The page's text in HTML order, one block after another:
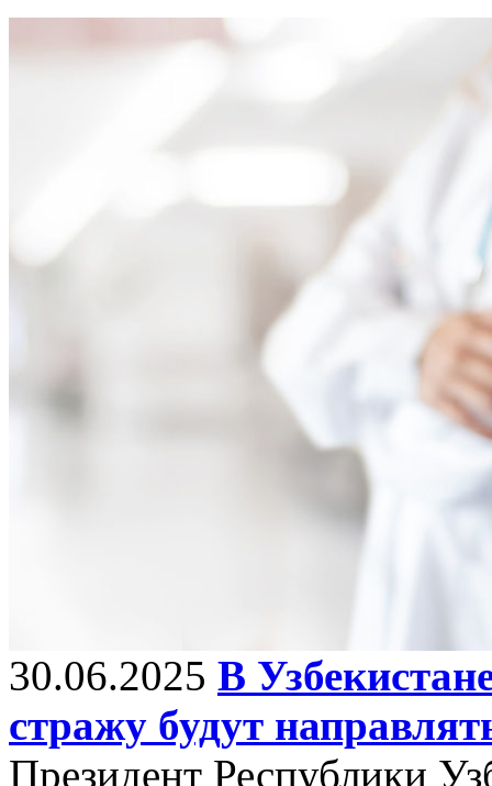
30.06.2025 В
стражу будут
Президент Республики